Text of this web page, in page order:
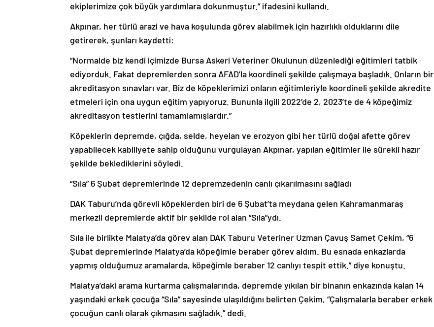
ekiplerimize çok büyük yardımlara dokunmuştur.” ifadesini kullandı.
Akpınar, her türlü arazi ve hava koşulunda görev alabilmek için hazırlıklı olduklarını dile
getirerek, şunları kaydetti:
“Normalde biz kendi içimizde Bursa Askeri Veteriner Okulunun düzenlediği eğitimleri tatbik
ediyorduk. Fakat depremlerden sonra AFAD’la koordineli şekilde çalışmaya başladık. Onların bir
akreditasyon sınavları var. Biz de köpeklerimizi onların eğitimleriyle koordineli şekilde akredite
etmeleri için ona uygun eğitim yapıyoruz. Bununla ilgili 2022’de 2, 2023’te de 4 köpeğimiz
akreditasyon testlerini tamamlamışlardır.”
Köpeklerin depremde, çığda, selde, heyelan ve erozyon gibi her türlü doğal afette görev
yapabilecek kabiliyete sahip olduğunu vurgulayan Akpınar, yapılan eğitimler ile sürekli hazır
şekilde beklediklerini söyledi.
“Sıla” 6 Şubat depremlerinde 12 depremzedenin canlı çıkarılmasını sağladı
DAK Taburu’nda görevli köpeklerden biri de 6 Şubat’ta meydana gelen Kahramanmaraş
merkezli depremlerde aktif bir şekilde rol alan “Sıla”ydı.
Sıla ile birlikte Malatya’da görev alan DAK Taburu Veteriner Uzman Çavuş Samet Çekim, “6
Şubat depremlerinde Malatya’da köpeğimle beraber görev aldım. Bu esnada enkazlarda
yapmış olduğumuz aramalarda, köpeğimle beraber 12 canlıyı tespit ettik.” diye konuştu.
Malatya’daki arama kurtarma çalışmalarında, depremde yıkılan bir binanın enkazında kalan 14
yaşındaki erkek çocuğa “Sıla” sayesinde ulaşıldığını belirten Çekim, “Çalışmalarla beraber erkek
çocuğun canlı olarak çıkmasını sağladık.” dedi.